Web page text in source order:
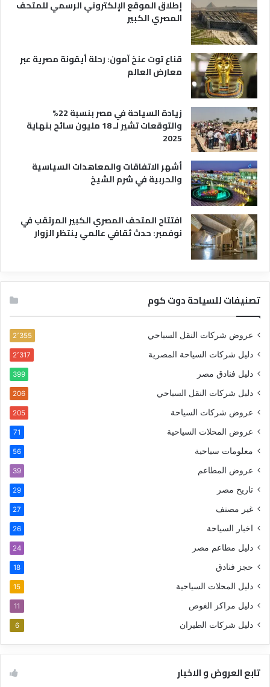
ة
إطلاق الموقع الإلكتروني الرسمي للمتحف
المصري الكبير
قناع توت عنخ آمون: رحلة أيقونة مصرية عبر
معارض العالم
زيادة السياحة في مصر بنسبة 22%
والتوقعات تشير لـ 18 مليون سائح بنهاية
2025
أشهر الاتفاقات والمعاهدات السياسية
والحربية في شرم الشيخ
افتتاح المتحف المصري الكبير المرتقب في
نوفمبر: حدث ثقافي عالمي ينتظر الزوار
تصنيفات للسياحة دوت كوم
عروض شركات النقل السياحي 2٬355
دليل شركات السياحة المصرية 2٬317
دليل فنادق مصر 399
دليل شركات النقل السياحي 206
عروض شركات السياحة 205
عروض المحلات السياحية 71
معلومات سياحية 56
عروض المطاعم 39
تاريخ مصر 29
غير مصنف 27
اخبار السياحة 26
دليل مطاعم مصر 24
حجز فنادق 18
دليل المحلات السياحية 15
دليل مراكز الغوص 11
دليل شركات الطيران 6
تابع العروض و الاخبار